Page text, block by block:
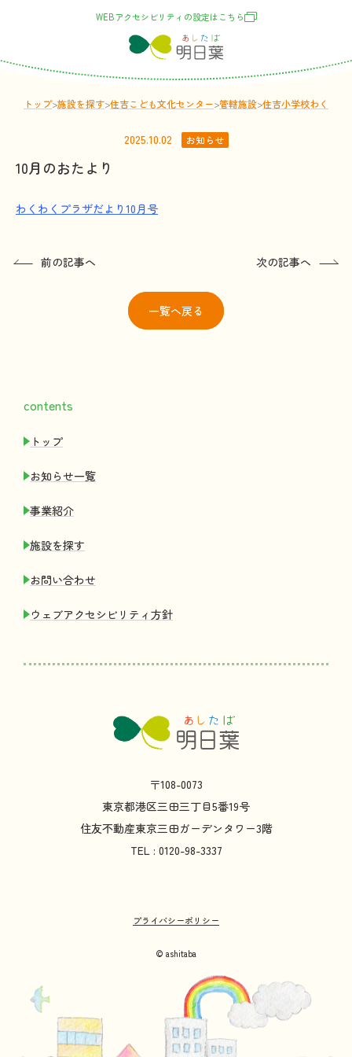
WEBアクセシビリティの設定はこちら
トップ>施設を探す>住吉こども文化センター>管轄施設>住吉小学校わくわく
2025.10.02 お知らせ
10月のおたより
わくわくプラザだより10月号
前の記事へ 次の記事へ
一覧へ戻る
contents
トップ
お知 らせ一覧
事業紹介
施設を探す
お問い合わせ
ウェブアクセシビリティ 方針
〒108-0073
東京都港区三田三丁目5番19号
住友不動産東京三田ガーデンタワー3階
TEL : 0120-98-3337
プライバシーポリシー
© ashitaba